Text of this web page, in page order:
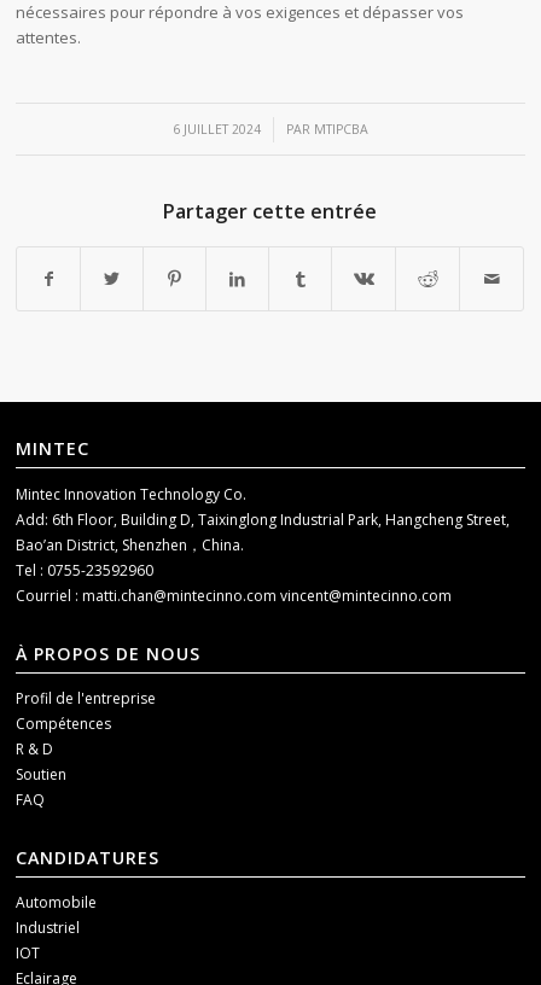
nécessaires pour répondre à vos exigences et dépasser vos
attentes.
6 JUILLET 2024
/ PAR MTIPCBA
Partager cette entrée
MINTEC
Mintec Innovation Technology Co.
Add: 6th Floor, Building D, Taixinglong Industrial Park, Hangcheng Street,
Bao’an District, Shenzhen，China.
Tel : 0755-23592960
Courriel :matti.chan@mintecinno.comvincent@mintecinno.com
À PROPOS DE NOUS
Profil de l'entreprise
Compétences
R & D
Soutien
FAQ
CANDIDATURES
Automobile
Industriel
IOT
Eclairage